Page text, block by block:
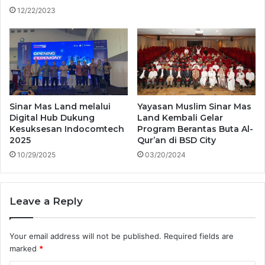
12/22/2023
Sinar Mas Land melalui
Digital Hub Dukung
Kesuksesan Indocomtech
2025
10/29/2025
Yayasan Muslim Sinar Mas
Land Kembali Gelar
Program Berantas Buta Al-
Qur’an di BSD City
03/20/2024
Leave a Reply
Your email address will not be published. Required fields are
marked *